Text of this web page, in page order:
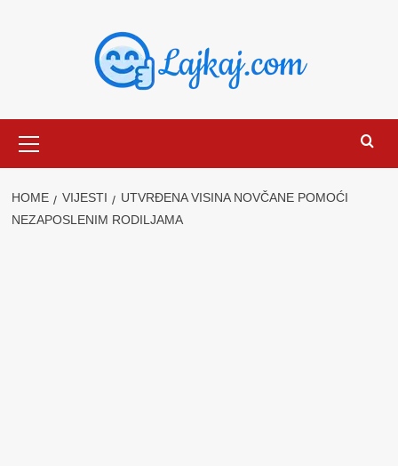
Menu
HOME VIJESTI
UTVRĐENA VISINA NOVČANE POMOĆI
NEZAPOSLENIM RODILJAMA